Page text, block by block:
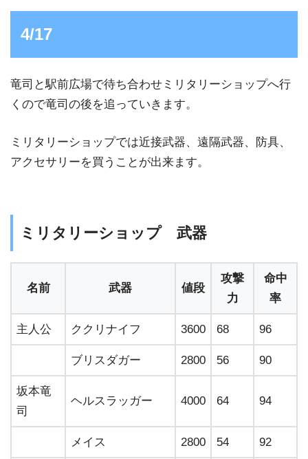
4/17
竜司と駅前広場で待ち合わせミリタリーショップへ行
くので竜司の後を追っていきます。
ミリタリーショップでは近接武器、遠隔武器、防具、
アクセサリーを買うことが出来ます。
ミリタリーショップ 武器
名前 武器 値段
攻撃
力
命中
率
主人公 ククリナイフ 3600 68 96
ブリスダガー 2800 56 90
坂本竜
司
ヘルスラッガー 4000 64 94
メイス 2800 54 92